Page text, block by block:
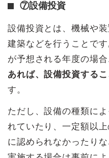
⑦設備投資
設備投資とは、機械や
建築などを行うことで
が予想される年度の場合
あれば、設備投資する
す。
ただし、設備の種類に
れていたり、一定額以
に認められなかったり